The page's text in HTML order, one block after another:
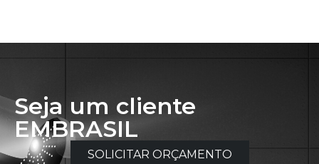
Seja um cliente
EMBRASIL
SOLICITAR ORÇAMENTO